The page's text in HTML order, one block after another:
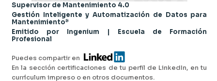
Supervisor de Mantenimiento 4.0
Gestión Inteligente y Automatización de Datos para
Mantenimiento*
Emitido por Ingenium | Escuela de Formación
Profesional
Puedes compartir en
En la sección certificaciones de tu perfil de LinkedIn, en tu
currículum impreso o en otros documentos.